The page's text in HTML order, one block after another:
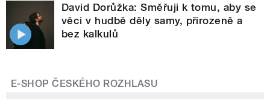
David Dorůžka: Směřuji k tomu, aby se
věci v hudbě děly samy, přirozeně a
bez kalkulů
E-SHOP ČESKÉHO ROZHLASU